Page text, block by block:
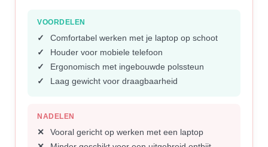
VOORDELEN
Comfortabel werken met je laptop op schoot
Houder voor mobiele telefoon
Ergonomisch met ingebouwde polssteun
Laag gewicht voor draagbaarheid
NADELEN
Vooral gericht op werken met een laptop